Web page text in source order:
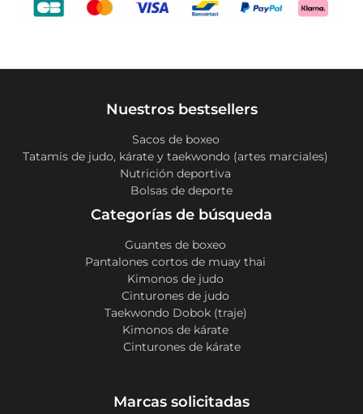
Nuestros bestsellers
Sacos de boxeo
Tatamis de judo, kárate y taekwondo (artes marciales)
Nutrición deportiva
Bolsas de deporte
Categorías de búsqueda
Guantes de boxeo
Pantalones cortos de muay thai
Kimonos de judo
Cinturones de judo
Taekwondo Dobok (traje)
Kimonos de kárate
Cinturones de kárate
Marcas solicitadas